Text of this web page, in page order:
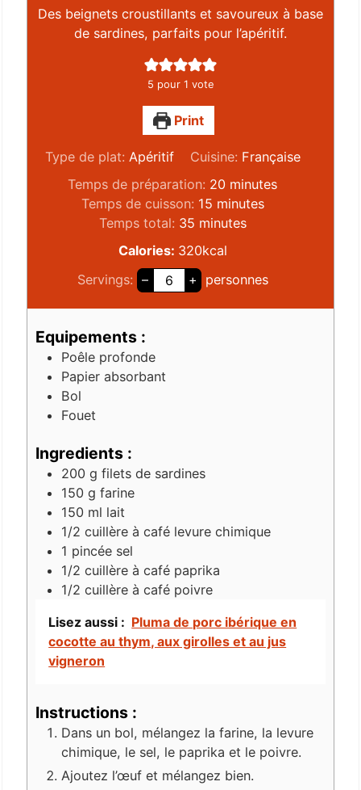
Des beignets croustillants et savoureux à base
de sardines, parfaits pour l’apéritif.
5 pour 1 vote
Print
Type de plat: Apéritif Cuisine: Française
Temps de préparation: 20 minutes
Temps de cuisson: 15 minutes
Temps total: 35 minutes
Calories: 320kcal
Servings: – + personnes
Equipements :
Poêle profonde
Papier absorbant
Bol
Fouet
Ingredients :
200 g filets de sardines
150 g farine
150 ml lait
1/2 cuillère à café levure chimique
1 pincée sel
1/2 cuillère à café paprika
1/2 cuillère à café poivre
Lisez aussi : Pluma de porc ibérique en
cocotte au thym, aux girolles et au jus
vigneron
Instructions :
Dans un bol, mélangez la farine, la levure
chimique, le sel, le paprika et le poivre.
Ajoutez l’œuf et mélangez bien.